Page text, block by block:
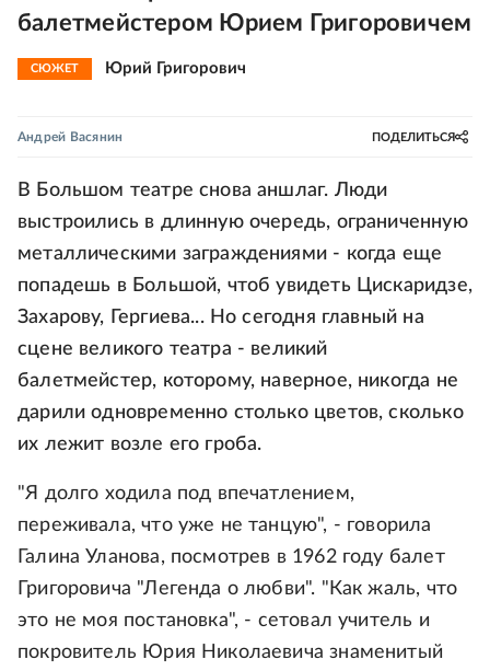
балетмейстером Юрием Григоровичем
СЮЖЕТ Юрий Григорович
Андрей Васянин ПОДЕЛИТЬСЯ
В Большом театре снова аншлаг. Люди
выстроились в длинную очередь, ограниченную
металлическими заграждениями - когда еще
попадешь в Большой, чтоб увидеть Цискаридзе,
Захарову, Гергиева... Но сегодня главный на
сцене великого театра - великий
балетмейстер, которому, наверное, никогда не
дарили одновременно столько цветов, сколько
их лежит возле его гроба.
"Я долго ходила под впечатлением,
переживала, что уже не танцую", - говорила
Галина Уланова, посмотрев в 1962 году балет
Григоровича "Легенда о любви". "Как жаль, что
это не моя постановка", - сетовал учитель и
покровитель Юрия Николаевича знаменитый